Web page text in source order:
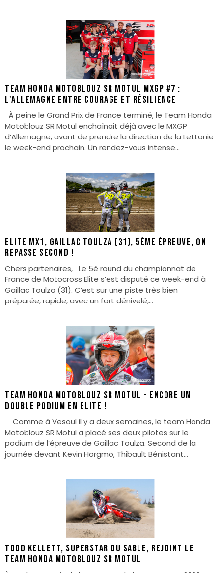
Team Honda Motoblouz SR Motul MXGP #7 :
L'Allemagne entre courage et résilience
À peine le Grand Prix de France terminé, le Team Honda
Motoblouz SR Motul enchaînait déjà avec le MXGP
d’Allemagne, avant de prendre la direction de la Lettonie
le week-end prochain. Un rendez-vous intense...
Elite Mx1, Gaillac Toulza (31), 5ème épreuve, ON
REPASSE SECOND !
Chers partenaires, Le 5è round du championnat de
France de Motocross Elite s’est disputé ce week-end à
Gaillac Toulza (31). C’est sur une piste très bien
préparée, rapide, avec un fort dénivelé,...
Team Honda Motoblouz SR Motul - Encore un
double podium en Elite !
Comme à Vesoul il y a deux semaines, le team Honda
Motoblouz SR Motul a placé ses deux pilotes sur le
podium de l’épreuve de Gaillac Toulza. Second de la
journée devant Kevin Horgmo, Thibault Bénistant...
Todd Kellett, superstar du sable, rejoint le
Team Honda Motoblouz SR Motul